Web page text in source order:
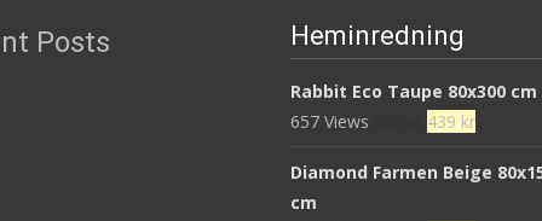
Posts Heminredning
Rabbit Eco Taupe 80x300 cm
657 Views
Det
priset
439 krDet
priset
Diamond Farmen Beige
cm